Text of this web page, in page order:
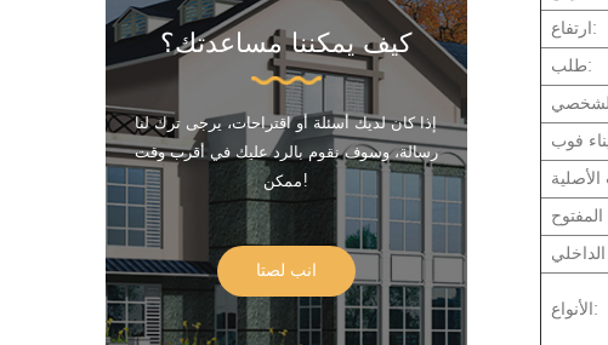
كيف يمكننا مساعدتك؟
إذا كان لديك أسئلة أو اقتراحات، يرجى ترك لنا
رسالة، وسوف نقوم بالرد عليك في أقرب وقت
ممكن!
انب لصتا
ارتفاع:
طلب:
الأنواع: